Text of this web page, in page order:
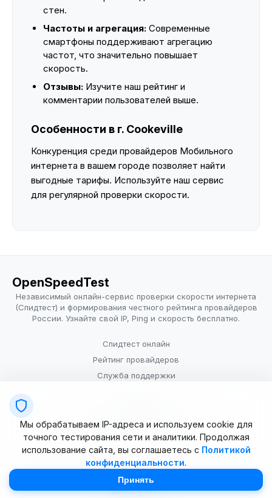
стен.
Частоты и агрегация: Современные
смартфоны поддерживают агрегацию
частот, что значительно повышает
скорость.
Отзывы: Изучите наш рейтинг и
комментарии пользователей выше.
Особенности в г. Cookeville
Конкуренция среди провайдеров Мобильного
интернета в вашем городе позволяет найти
выгодные тарифы. Используйте наш сервис
для регулярной проверки скорости.
OpenSpeedTest
Независимый онлайн-сервис проверки скорости интернета
(Спидтест) и формирования честного рейтинга провайдеров
России. Узнайте свой IP, Ping и скорость бесплатно.
Спидтест онлайн
Рейтинг провайдеров
Служба поддержки
Условия использования
© 2025–2026 OpenSpeedTest (ИП Долматова В.В.). Все права
Мы обрабатываем IP-адреса и используем cookie для
точного тестирования сети и аналитики. Продолжая
использование сайта, вы соглашаетесь с Политикой
конфиденциальности.
Принять